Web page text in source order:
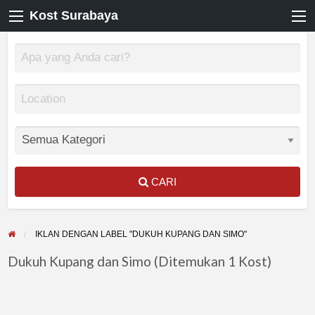
Kost Surabaya
CARI
IKLAN DENGAN LABEL "DUKUH KUPANG DAN SIMO"
Dukuh Kupang dan Simo (Ditemukan 1 Kost)